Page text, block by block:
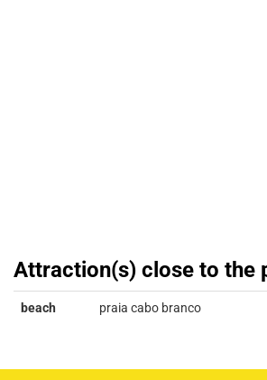
Attraction(s) close to the
beach praia cabo branco